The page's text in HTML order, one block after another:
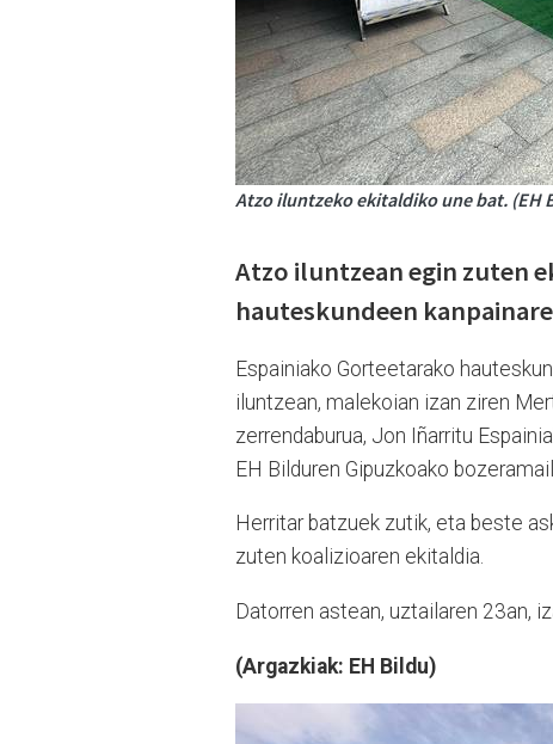
Atzo iluntzeko ekitaldiko une bat. (EH
Atzo iluntzean egin zuten
hauteskundeen
Espainiako Gorteetarako
iluntzean, malekoian izan ziren
zerrendaburua, Jon Iñarritu
EH Bilduren Gipuzkoako
Herritar batzuek zutik, eta beste
zuten koalizioaren ekitaldia.
Datorren astean, uztailaren 23an,
(Argazkiak: EH Bildu)